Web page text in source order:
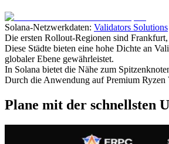
Solana-Netzwerkdaten: Validators Solutions
Die ersten Rollout-Regionen sind
Diese Städte bieten eine hohe Dichte an
globaler Ebene gewährleistet.
In Solana bietet die Nähe zum
Durch die Anwendung auf Premium
Plane mit der schnellsten